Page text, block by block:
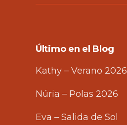
Último en el Blog
Kathy – Verano 2026
Núria – Polas 2026
Eva – Salida de Sol